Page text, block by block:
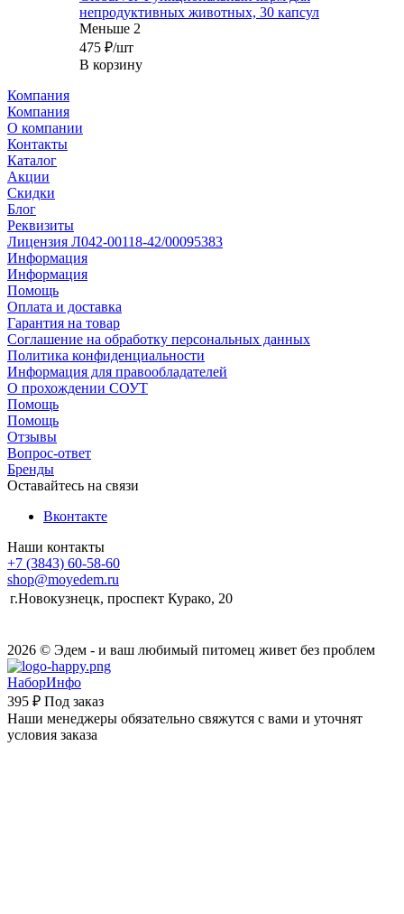
непродуктивных животных, 30 капсул
Меньше 2
475 ₽/шт
В корзину
Компания
Компания
О компании
Контакты
Каталог
Акции
Скидки
Блог
Реквизиты
Лицензия Л042-00118-42/00095383
Информация
Информация
Помощь
Оплата и доставка
Гарантия на товар
Соглашение на обработку персональных данных
Политика конфиденциальности
Информация для правообладателей
О прохождении СОУТ
Помощь
Помощь
Отзывы
Вопрос-ответ
Бренды
Оставайтесь на связи
Вконтакте
Наши контакты
+7 (3843) 60-58-60
shop@moyedem.ru
г.Новокузнецк, проспект Курако, 20
2026 © Эдем - и ваш любимый питомец живет без проблем
НаборИнфо
395 ₽ Под заказ
Наши менеджеры обязательно свяжутся с вами и уточнят
условия заказа